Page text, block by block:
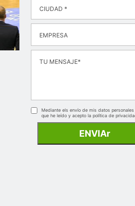
Mediante els envío de mis datos personales
que he leído y acepto la política de